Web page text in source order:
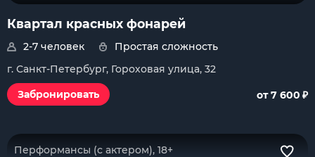
Квартал красных фонарей
2-7 человек
Простая сложность
г. Санкт-Петербург, Гороховая улица, 32
Забронировать
от 7 600 ₽
Перформансы (с актером), 18+